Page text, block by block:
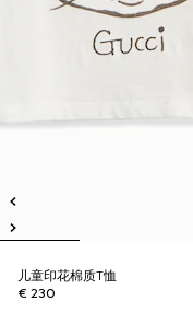
儿童印花棉质T恤
€ 230